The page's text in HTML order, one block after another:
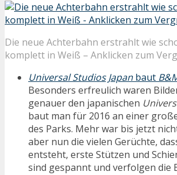
Die neue Achterbahn erstrahlt wie
komplett in Weiß – Anklicken zum
Universal Studios Japan baut
Besonders erfreulich waren
genauer den japanischen
baut man für 2016 an einer
des Parks. Mehr war bis jetzt
aber nun die vielen Gerüchte,
entsteht, erste Stützen und
sind gespannt und verfolgen die